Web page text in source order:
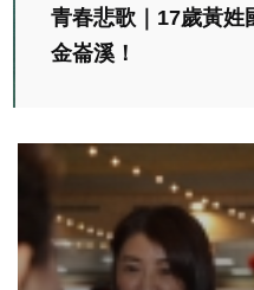
青春悲歌｜17歲黃姓
金崙溪！